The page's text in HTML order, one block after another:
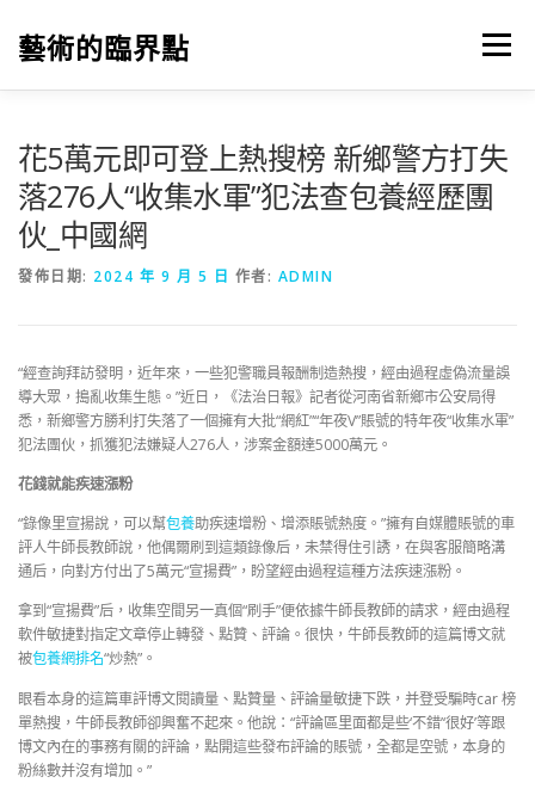
藝術的臨界點 選單
花5萬元即可登上熱搜榜 新鄉警方打失
落276人“收集水軍”犯法查包養經歷團
伙_中國網
發佈日期: 2024 年 9 月 5 日 作者: ADMIN
“經查詢拜訪發明，近年來，一些犯警職員報酬制造熱搜，經由過程虛偽流量誤
導大眾，搗亂收集生態。”近日，《法治日報》記者從河南省新鄉市公安局得
悉，新鄉警方勝利打失落了一個擁有大批“網紅”“年夜V”賬號的特年夜“收集水軍”
犯法團伙，抓獲犯法嫌疑人276人，涉案金額達5000萬元。
花錢就能疾速漲粉
“錄像里宣揚說，可以幫包養助疾速增粉、增添賬號熱度。”擁有自媒體賬號的車
評人牛師長教師說，他偶爾刷到這類錄像后，未禁得住引誘，在與客服簡略溝
通后，向對方付出了5萬元“宣揚費”，盼望經由過程這種方法疾速漲粉。
拿到“宣揚費”后，收集空間另一真個“刷手”便依據牛師長教師的請求，經由過程
軟件敏捷對指定文章停止轉發、點贊、評論。很快，牛師長教師的這篇博文就
被包養網排名“炒熱”。
眼看本身的這篇車評博文閱讀量、點贊量、評論量敏捷下跌，并登受騙時car 榜
單熱搜，牛師長教師卻興奮不起來。他說：“評論區里面都是些‘不錯’‘很好’等跟
博文內在的事務有關的評論，點開這些發布評論的賬號，全都是空號，本身的
粉絲數并沒有增加。”